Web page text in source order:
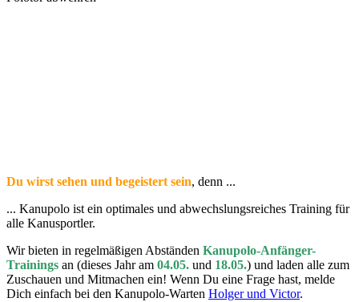
Du wirst sehen und begeistert sein, denn ...
... Kanupolo ist ein optimales und abwechslungsreiches Training für
alle Kanusportler.
Wir bieten in regelmäßigen Abständen Kanupolo-Anfänger-
Trainings an (dieses Jahr am 04.05. und 18.05.) und laden alle zum
Zuschauen und Mitmachen ein! Wenn Du eine Frage hast, melde
Dich einfach bei den Kanupolo-Warten Holger und Victor.